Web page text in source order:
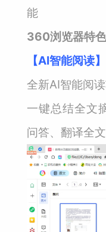
能
360浏览器特
【AI智能阅读】
全新AI智能阅
一键总结全文
问答、翻译全文